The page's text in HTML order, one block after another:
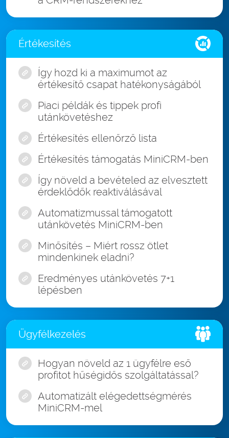
Értékesítés
Így hozd ki a maximumot az
értékesítő csapat hatékonyságából
Piaci példák és tippek profi
utánkövetéshez
Értékesítés ellenőrző lista
Értékesítés támogatás MiniCRM-ben
Így növeld a bevételed az elvesztett
érdeklődők reaktiválásával
Automatizmussal támogatott
utánkövetés MiniCRM-ben
Minősítés – Miért rossz ötlet
mindenkinek eladni?
Eredményes utánkövetés 7+1
lépésben
Ügyfélkezelés
Hogyan növeld az 1 ügyfélre eső
profitot hűségidős szolgáltatással?
Automatizált elégedettségmérés
MiniCRM-mel